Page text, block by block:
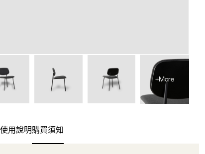
+More
使用說明購買須知